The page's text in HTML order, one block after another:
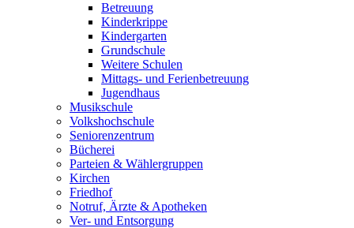
Betreuung
Kinderkrippe
Kindergarten
Grundschule
Weitere Schulen
Mittags- und Ferienbetreuung
Jugendhaus
Musikschule
Volkshochschule
Seniorenzentrum
Bücherei
Parteien & Wählergruppen
Kirchen
Friedhof
Notruf, Ärzte & Apotheken
Ver- und Entsorgung